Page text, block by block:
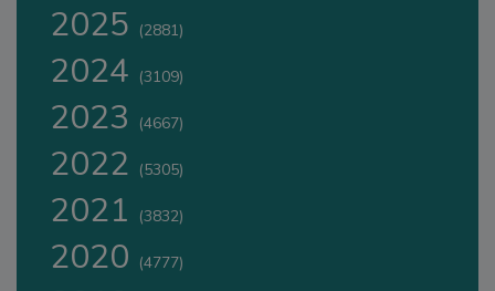
2025 (2881)
2024 (3109)
2023 (4667)
2022 (5305)
2021 (3832)
2020 (4777)